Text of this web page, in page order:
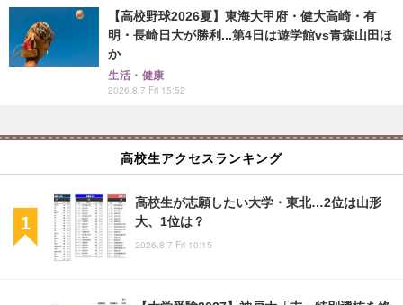
【高校野球2026夏】東海大甲府・健大高崎・有
明・長崎日大が勝利...第4日は遊学館vs青森山田ほ
か
生活・健康
2026.8.7 Fri 15:52
高校生アクセスランキング
高校生が志願したい大学・東北…2位は山形
大、1位は？
2026.8.7 Fri 10:15